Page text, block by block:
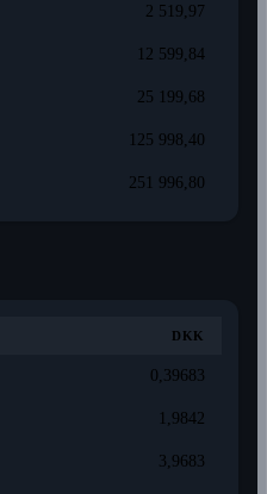
2 519,97
12 599,84
25 199,68
125 998,40
251 996,80
DKK
0,39683
1,9842
3,9683